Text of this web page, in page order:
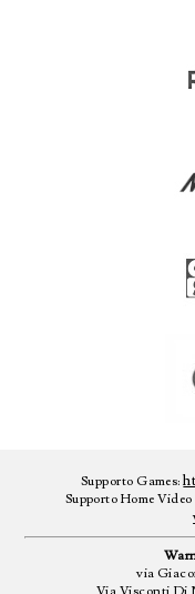
Supporto Games:
Supporto Home
via